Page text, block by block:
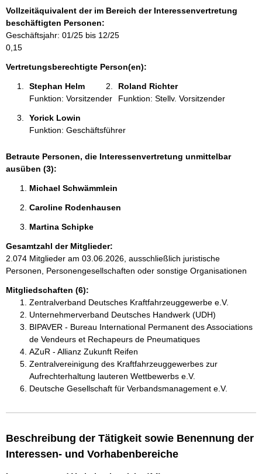
t
i
o
n
e
Vollzeitäquivalent der im Bereich der Interessenvertretung
beschäftigten Personen:
Geschäftsjahr: 01/25 bis 12/25
0,15
Vertretungsberechtigte Person(en):
Stephan Helm
Funktion: Vorsitzender
Roland Richter
Funktion: Stellv. Vorsitzender
Yorick Lowin
Funktion: Geschäftsführer
Betraute Personen, die Interessenvertretung unmittelbar
ausüben (3):
Michael Schwämmlein
Caroline Rodenhausen
Martina Schipke
Gesamtzahl der Mitglieder:
2.074 Mitglieder am 03.06.2026, ausschließlich juristische
Personen, Personengesellschaften oder sonstige Organisationen
Mitgliedschaften (6):
Zentralverband Deutsches Kraftfahrzeuggewerbe e.V.
Unternehmerverband Deutsches Handwerk (UDH)
BIPAVER - Bureau International Permanent des Associations
de Vendeurs et Rechapeurs de Pneumatiques
AZuR - Allianz Zukunft Reifen
Zentralvereinigung des Kraftfahrzeuggewerbes zur
Aufrechterhaltung lauteren Wettbewerbs e.V.
Deutsche Gesellschaft für Verbandsmanagement e.V.
Beschreibung der Tätigkeit sowie Benennung der
Interessen- und Vorhabenbereiche